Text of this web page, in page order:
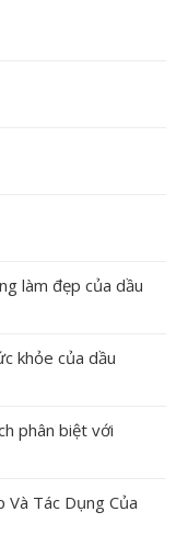
làm đẹp của dầu
khỏe của dầu
phân biệt với
Và Tác Dụng Của